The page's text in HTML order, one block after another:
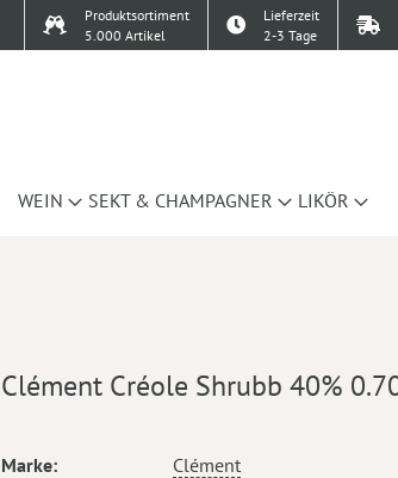
Produktsortiment
5.000 Artikel
Lieferzeit
2-3 Tage
WEIN SEKT & CHAMPAGNER LIKÖR
Clément Créole Shrubb 40%
Mehr
Marke
Clément